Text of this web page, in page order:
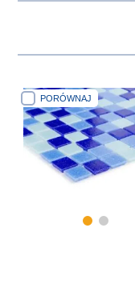
PORÓWNAJ